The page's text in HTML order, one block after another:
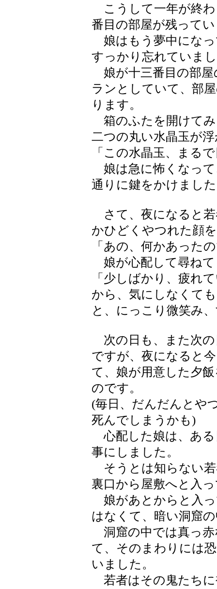
こうして一年が終
番目の部屋が残って
娘はもう夢中になっ
すっかり忘れていま
娘が十三番目の部屋
ランとしていて、部
ります。
箱のふたを開けて
二つの丸い水晶玉が
「この水晶玉、まる
娘は急に怖くなって
通りに鍵をかけまし
さて、夜になると
かひどくやつれた顔
「あの、何かあった
娘が心配して尋ねて
「少しばかり、疲れ
から、気にしなくて
と、にっこり微笑み
次の日も、また次の
ですが、夜になると
て、娘が用意した夕
のです。
(毎日、だんだんとや
死んでしまうかも)
心配した娘は、あ
事にしました。
そうとは知らない
裏口から屋敷へと入
娘があとからと入
はなくて、暗い洞窟
洞窟の中では真っ
て、そのまわりには
いました。
若者はその鬼たち